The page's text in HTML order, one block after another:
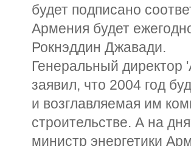
будет подписано
Армения будет
Рокнэддин Джавади.
Генеральный директор
заявил, что 2004 год
и возглавляемая им
строительстве. А на
министр энергетики